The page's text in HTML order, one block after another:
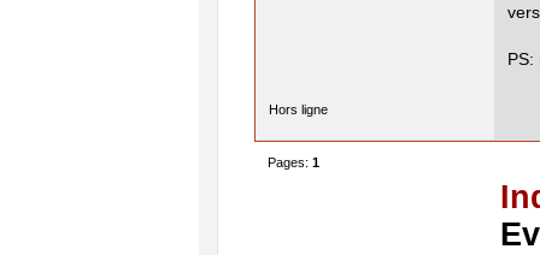
Hors ligne
Pages: 1